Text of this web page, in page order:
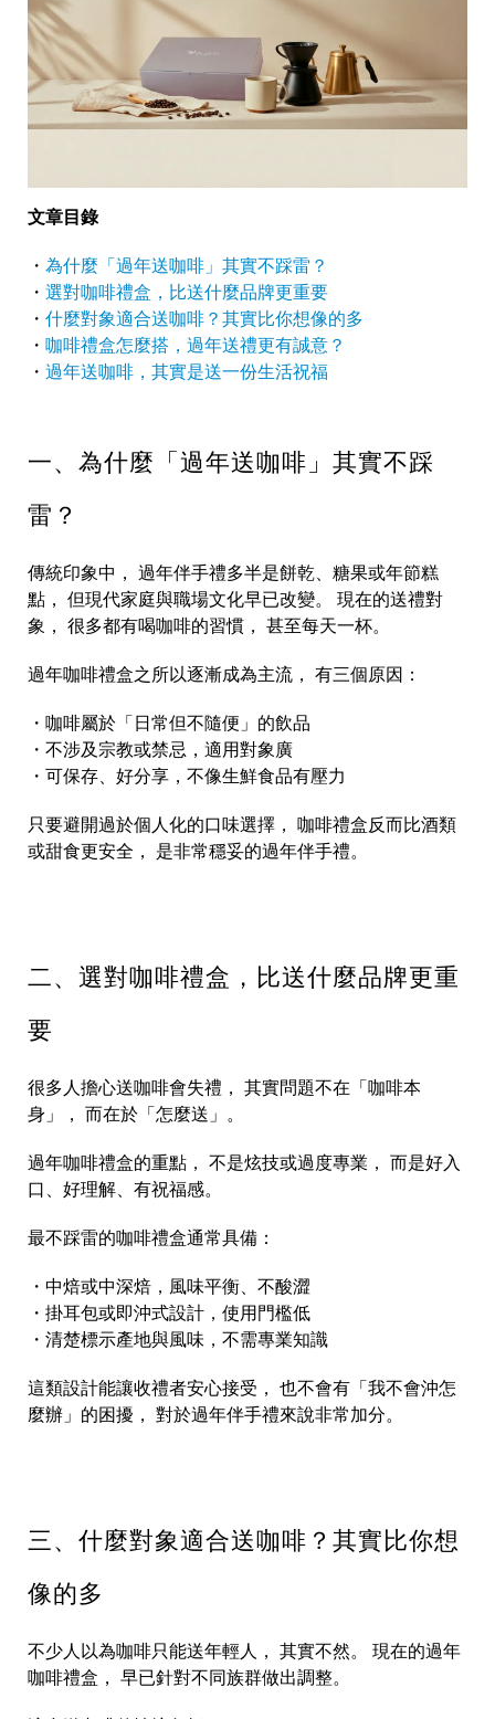
文章目錄
・ 為什麼「過年送咖啡」其實不踩雷？
・ 選對咖啡禮盒，比送什麼品牌更重要
・ 什麼對象適合送咖啡？其實比你想像的多
・ 咖啡禮盒怎麼搭，過年送禮更有誠意？
・ 過年送咖啡，其實是送一份生活祝福
一、為什麼「過年送咖啡」其實不踩
雷？
傳統印象中， 過年伴手禮多半是餅乾、糖果或年節糕
點， 但現代家庭與職場文化早已改變。 現在的送禮對
象， 很多都有喝咖啡的習慣， 甚至每天一杯。
過年咖啡禮盒之所以逐漸成為主流， 有三個原因：
・咖啡屬於「日常但不隨便」的飲品
・不涉及宗教或禁忌，適用對象廣
・可保存、好分享，不像生鮮食品有壓力
只要避開過於個人化的口味選擇， 咖啡禮盒反而比酒類
或甜食更安全， 是非常穩妥的過年伴手禮。
二、選對咖啡禮盒，比送什麼品牌更重
要
很多人擔心送咖啡會失禮， 其實問題不在「咖啡本
身」， 而在於「怎麼送」。
過年咖啡禮盒的重點， 不是炫技或過度專業， 而是好入
口、好理解、有祝福感。
最不踩雷的咖啡禮盒通常具備：
・中焙或中深焙，風味平衡、不酸澀
・掛耳包或即沖式設計，使用門檻低
・清楚標示產地與風味，不需專業知識
這類設計能讓收禮者安心接受， 也不會有「我不會沖怎
麼辦」的困擾， 對於過年伴手禮來說非常加分。
三、什麼對象適合送咖啡？其實比你想
像的多
不少人以為咖啡只能送年輕人， 其實不然。 現在的過年
咖啡禮盒， 早已針對不同族群做出調整。